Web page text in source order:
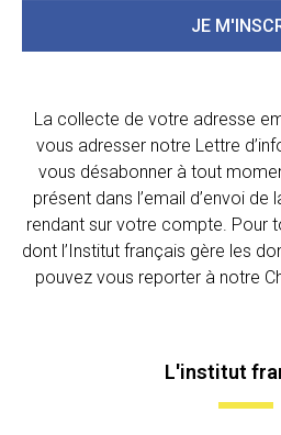
JE
La collecte de votre adresse
vous adresser notre Lettre
vous désabonner à tout
présent dans l’email d’envoi
rendant sur votre compte. Pour
dont l’Institut français gère les
pouvez vous reporter à notre
L'institut